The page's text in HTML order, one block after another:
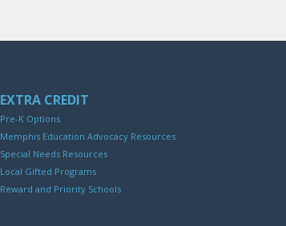
EXTRA CREDIT
Pre-K Options
Memphis Education Advocacy Resources
Special Needs Resources
Local Gifted Programs
Reward and Priority Schools